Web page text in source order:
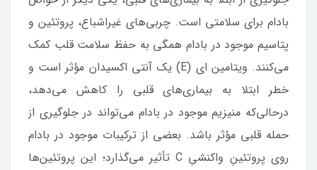
بادام برای سلامتی است. چربی‌های‌ غیراشباع، پروتئین و
پتاسیم موجود در بادام همگی به حفظ سلامت قلب کمک
می‌کنند. ویتامین ای (E) یک آنتی اکسیدان مؤثر است و
خطر ابتلا به بیماری‌های قلبی را کاهش می‌دهد،
درحالی‌که منیزیم موجود در بادام می‌تواند در جلوگیری از
حمله‌ قلبی مؤثر باشد. بعضی از ترکیبات موجود در بادام
روی پروتئین‌ِ واکنشیِ C تأثیر می‌گذارد؛ این پروتئین‌ها